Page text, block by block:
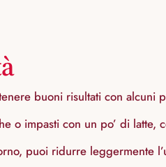
buoni risultati con alcuni
o impasti con un po’ di latte,
puoi ridurre leggermente